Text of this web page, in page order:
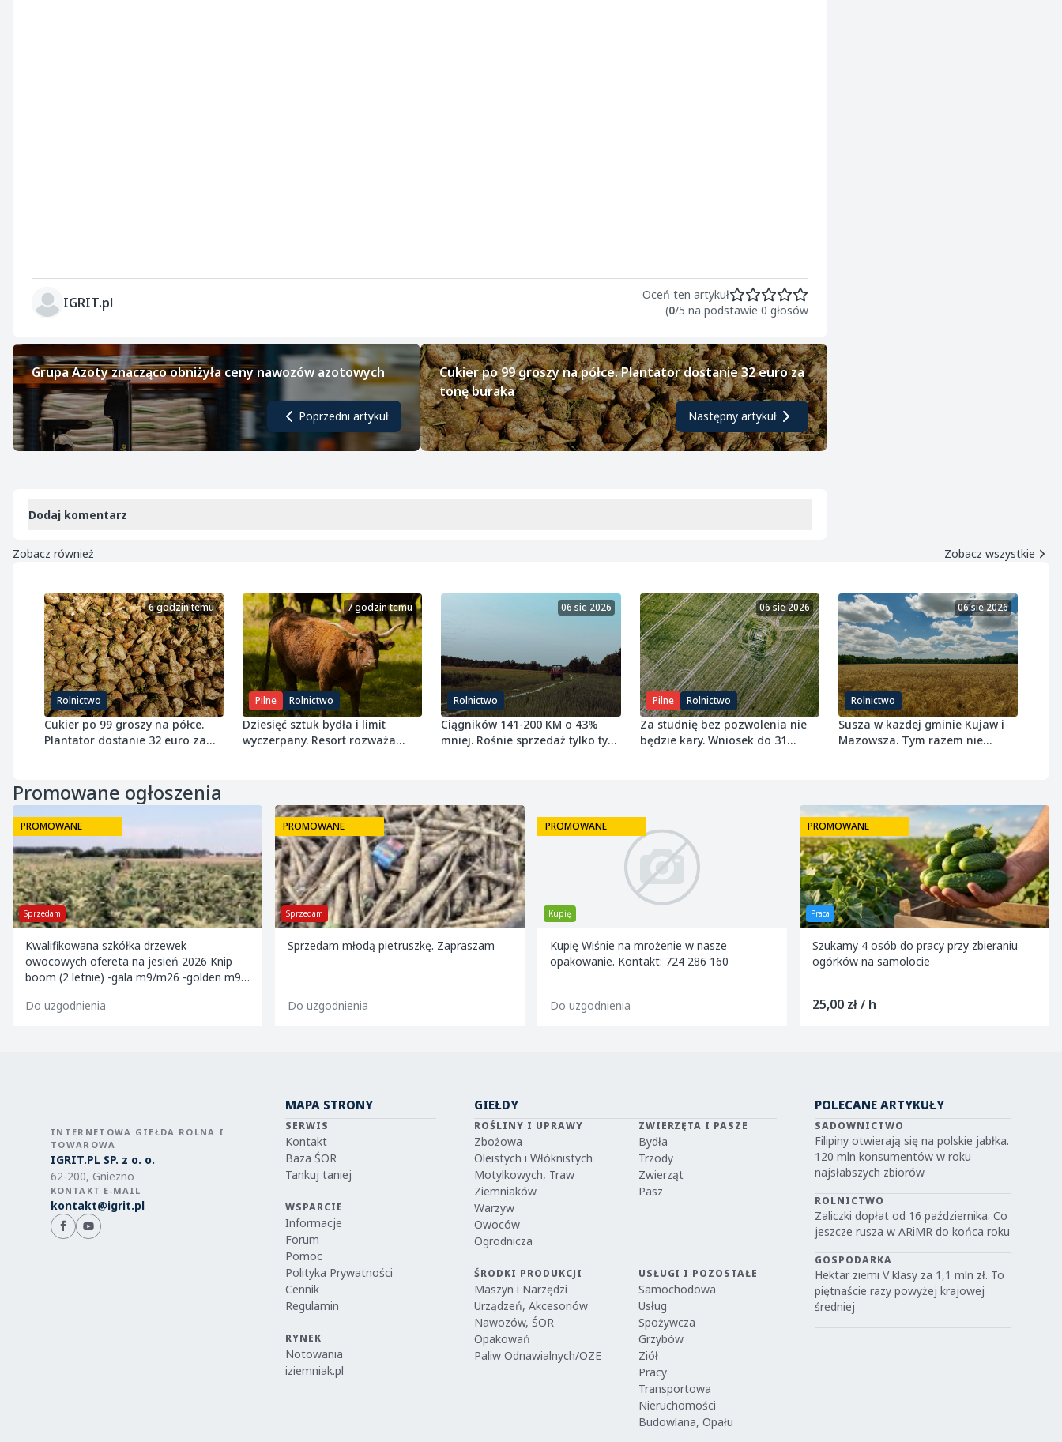
IGRIT.pl
Oceń ten artykuł
(0/5 na podstawie 0 głosów
Grupa Azoty znacząco obniżyła ceny nawozów azotowych
Poprzedni artykuł
Cukier po 99 groszy na półce. Plantator dostanie 32 euro za
tonę buraka
Następny artykuł
Dodaj komentarz
Zobacz również Zobacz wszystkie
Rolnictwo
6 godzin temu
Cukier po 99 groszy na półce.
Plantator dostanie 32 euro za
Pilne Rolnictwo
7 godzin temu
Dziesięć sztuk bydła i limit
wyczerpany. Resort rozważa
Rolnictwo
06 sie 2026
Ciągników 141-200 KM o 43%
mniej. Rośnie sprzedaż tylko tych
Pilne Rolnictwo
06 sie 2026
Za studnię bez pozwolenia nie
będzie kary. Wniosek do 31
Rolnictwo
06 sie 2026
Susza w każdej gminie Kujaw i
Mazowsza. Tym razem nie
Promowane ogłoszenia
Sprzedam
PROMOWANE
Sprzedam młodą pietruszkę. Zapraszam
Do uzgodnienia
Kupię
PROMOWANE
Kupię Wiśnie na mrożenie w nasze
Do uzgodnienia
Praca
PROMOWANE
Szukamy 4 osób do pracy przy zbieraniu
ogórków na samolocie
25,00 zł / h
Sprzedam
PROMOWANE
Sprzedam jabłka Prince
1,00 zł / kg
INTERNETOWA GIEŁDA ROLNA I
TOWAROWA
IGRIT.PL SP. z o. o.
62-200, Gniezno
KONTAKT E-MAIL
kontakt@igrit.pl
MAPA STRONY
SERWIS
Kontakt
Baza ŚOR
Tankuj taniej
WSPARCIE
Informacje
Forum
Pomoc
Polityka Prywatności
Cennik
Regulamin
RYNEK
Notowania
iziemniak.pl
GIEŁDY
ROŚLINY I UPRAWY
Zbożowa
Oleistych i Włóknistych
Motylkowych, Traw
Ziemniaków
Warzyw
Owoców
Ogrodnicza
ZWIERZĘTA I PASZE
Bydła
Trzody
Zwierząt
Pasz
ŚRODKI PRODUKCJI
Maszyn i Narzędzi
Urządzeń, Akcesoriów
Nawozów, ŚOR
Opakowań
Paliw Odnawialnych/OZE
USŁUGI I POZOSTAŁE
Samochodowa
Usług
Spożywcza
Grzybów
Ziół
Pracy
Transportowa
Nieruchomości
Budowlana, Opału
POLECANE ARTYKUŁY
SADOWNICTWO
Filipiny otwierają się na polskie jabłka.
120 mln konsumentów w roku
najsłabszych zbiorów
ROLNICTWO
Zaliczki dopłat od 16 października. Co
jeszcze rusza w ARiMR do końca roku
GOSPODARKA
Hektar ziemi V klasy za 1,1 mln zł. To
piętnaście razy powyżej krajowej
średniej